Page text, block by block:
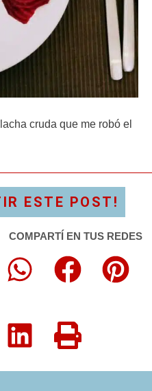
cruda que me robó el
ESTE POST!
COMPARTÍ EN TUS REDES